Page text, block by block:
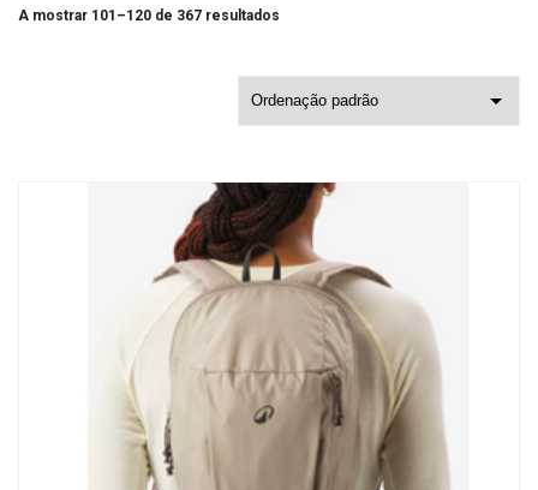
A mostrar 101–120 de 367 resultados